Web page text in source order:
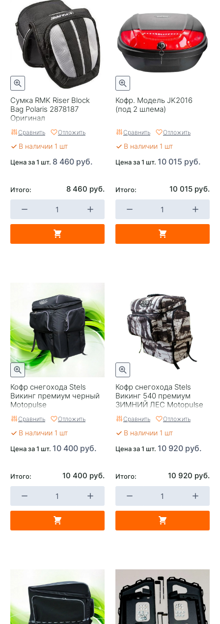
Сумка RMK Riser Block
Bag Polaris 2878187
Оригинал
Сравнить Отложить
В наличии 1 шт
Цена за 1 шт. 8 460 руб.
Итого: 8 460 руб.
Кофр. Модель JK2016
(под 2 шлема)
Сравнить Отложить
В наличии 1 шт
Цена за 1 шт. 10 015 руб.
Итого: 10 015 руб.
Кофр снегохода Stels
Викинг премиум черный
Motopulse
Сравнить Отложить
В наличии 1 шт
Цена за 1 шт. 10 400 руб.
Итого: 10 400 руб.
Кофр снегохода Stels
Викинг 540 премиум
ЗИМНИЙ ЛЕС Motopulse
Сравнить Отложить
В наличии 1 шт
Цена за 1 шт. 10 920 руб.
Итого: 10 920 руб.